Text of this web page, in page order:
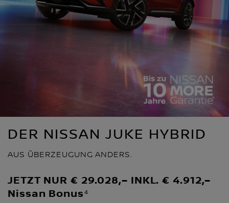
DER NISSAN JUKE HYBRID
AUS ÜBERZEUGUNG ANDERS.
JETZT NUR € 29.028,– INKL. € 4.912,–
Nissan Bonus⁴